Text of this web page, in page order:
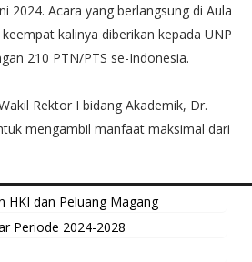
2024. Acara yang berlangsung di Aula
kalinya diberikan kepada UNP
210 PTN/PTS se-Indonesia.
Rektor I bidang Akademik, Dr.
mengambil manfaat maksimal dari
HKI dan Peluang Magang
Periode 2024-2028